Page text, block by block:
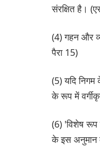
संरक्षित है।
(4) गहन और
पैरा 15)
(5) यदि निगम
के रूप में
(6) 'विशेष रूप
के इस अनुमान